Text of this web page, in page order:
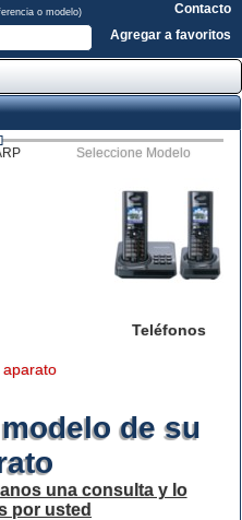
o modelo)
Contacto
Agregar a favoritos
Seleccione Modelo
Teléfonos
de su
una consulta y lo
por usted